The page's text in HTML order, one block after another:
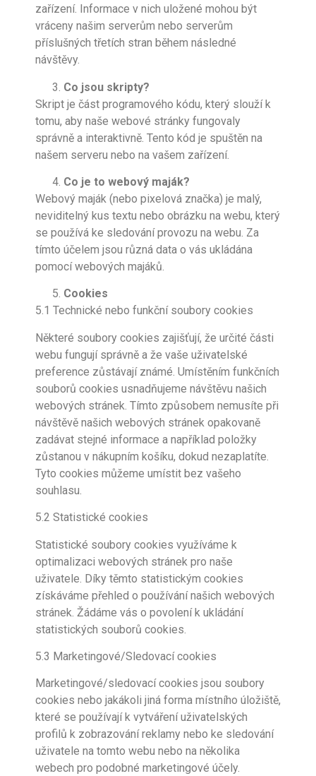
zařízení. Informace v nich uložené mohou být
vráceny našim serverům nebo serverům
příslušných třetích stran během následné
návštěvy.
Co jsou skripty?
Skript je část programového kódu, který slouží k
tomu, aby naše webové stránky fungovaly
správně a interaktivně. Tento kód je spuštěn na
našem serveru nebo na vašem zařízení.
Co je to webový maják?
Webový maják (nebo pixelová značka) je malý,
neviditelný kus textu nebo obrázku na webu, který
se používá ke sledování provozu na webu. Za
tímto účelem jsou různá data o vás ukládána
pomocí webových majáků.
Cookies
5.1 Technické nebo funkční soubory cookies
Některé soubory cookies zajišťují, že určité části
webu fungují správně a že vaše uživatelské
preference zůstávají známé. Umístěním funkčních
souborů cookies usnadňujeme návštěvu našich
webových stránek. Tímto způsobem nemusíte při
návštěvě našich webových stránek opakovaně
zadávat stejné informace a například položky
zůstanou v nákupním košíku, dokud nezaplatíte.
Tyto cookies můžeme umístit bez vašeho
souhlasu.
5.2 Statistické cookies
Statistické soubory cookies využíváme k
optimalizaci webových stránek pro naše
uživatele. Díky těmto statistickým cookies
získáváme přehled o používání našich webových
stránek. Žádáme vás o povolení k ukládání
statistických souborů cookies.
5.3 Marketingové/Sledovací cookies
Marketingové/sledovací cookies jsou soubory
cookies nebo jakákoli jiná forma místního úložiště,
které se používají k vytváření uživatelských
profilů k zobrazování reklamy nebo ke sledování
uživatele na tomto webu nebo na několika
webech pro podobné marketingové účely.